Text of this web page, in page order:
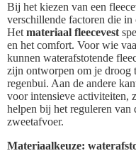
Bij het kiezen van een
verschillende factoren die
Het materiaal fleecevest
en het comfort. Voor wie
kunnen waterafstotende
zijn ontworpen om je droog
regenbui. Aan de andere
voor intensieve activiteiten,
helpen bij het reguleren van
zweetafvoer.
Materiaalkeuze: